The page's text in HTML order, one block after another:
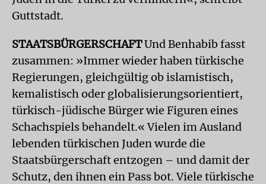
Guttstadt.
STAATSBÜRGERSCHAFTUnd Benhabib fasst
zusammen: »Immer wieder haben türkische
Regierungen, gleichgültig ob islamistisch,
kemalistisch oder globalisierungsorientiert,
türkisch-jüdische Bürger wie Figuren eines
Schachspiels behandelt.« Vielen im Ausland
lebenden türkischen Juden wurde die
Staatsbürgerschaft entzogen – und damit der
Schutz, den ihnen ein Pass bot. Viele türkische